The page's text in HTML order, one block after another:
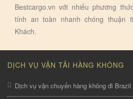
Bestcargo.vn với nhiếu phương
tính an toàn nhanh chóng thuận
Khách.
DỊCH VỤ VẬN TẢI HÀNG KHÔNG
Dịch vụ vận chuyển hàng không đi Brazil